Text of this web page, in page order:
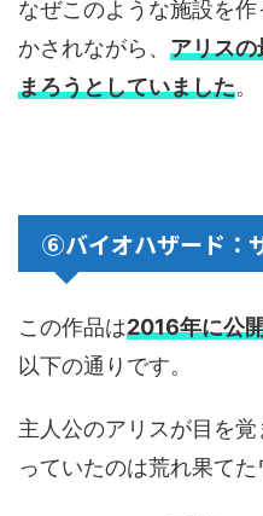
なぜこのような施設を
かされながら、 アリスの
まろうとしていました。
⑥バイオハザード：
この作品は2016年に公
以下の通りです。
主人公のアリスが目を
っていたのは荒れ果てた